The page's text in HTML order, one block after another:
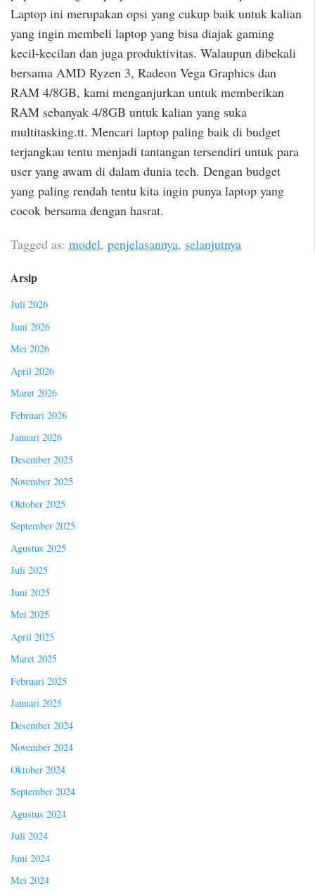
Laptop ini merupakan opsi yang cukup baik untuk kalian
yang ingin membeli laptop yang bisa diajak gaming
kecil-kecilan dan juga produktivitas. Walaupun dibekali
bersama AMD Ryzen 3, Radeon Vega Graphics dan
RAM 4/8GB, kami menganjurkan untuk memberikan
RAM sebanyak 4/8GB untuk kalian yang suka
multitasking.tt. Mencari laptop paling baik di budget
terjangkau tentu menjadi tantangan tersendiri untuk para
user yang awam di dalam dunia tech. Dengan budget
yang paling rendah tentu kita ingin punya laptop yang
cocok bersama dengan hasrat.
Tagged as: model, penjelasannya, selanjutnya
Arsip
Juli 2026
Juni 2026
Mei 2026
April 2026
Maret 2026
Februari 2026
Januari 2026
Desember 2025
November 2025
Oktober 2025
September 2025
Agustus 2025
Juli 2025
Juni 2025
Mei 2025
April 2025
Maret 2025
Februari 2025
Januari 2025
Desember 2024
November 2024
Oktober 2024
September 2024
Agustus 2024
Juli 2024
Juni 2024
Mei 2024